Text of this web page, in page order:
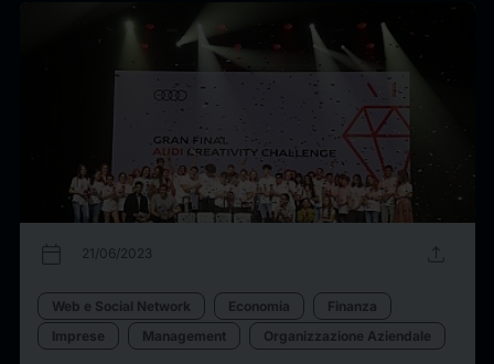
calendar_today 21/06/2023 upload
Web e Social Network Economia
Finanza
Imprese
Management Organizzazione Aziendale